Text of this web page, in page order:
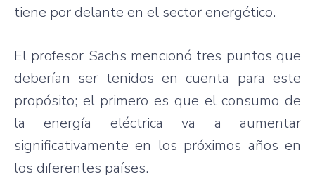
tiene por delante en el sector energético.
El profesor Sachs mencionó tres puntos que
deberían ser tenidos en cuenta para este
propósito; el primero es que el consumo de
la energía eléctrica va a aumentar
significativamente en los próximos años en
los diferentes países.